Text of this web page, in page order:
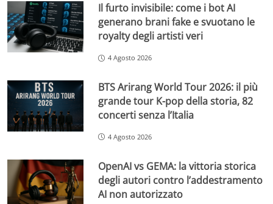
Il furto invisibile: come i bot AI
generano brani fake e svuotano le
royalty degli artisti veri
4 Agosto 2026
BTS Arirang World Tour 2026: il più
grande tour K-pop della storia, 82
concerti senza l’Italia
4 Agosto 2026
OpenAI vs GEMA: la vittoria storica
degli autori contro l’addestramento
AI non autorizzato